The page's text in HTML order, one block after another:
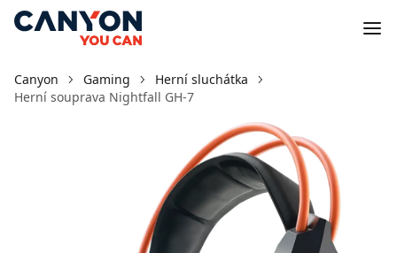
Canyon Gaming
Herní sluchátka
Herní souprava Nightfall GH-7